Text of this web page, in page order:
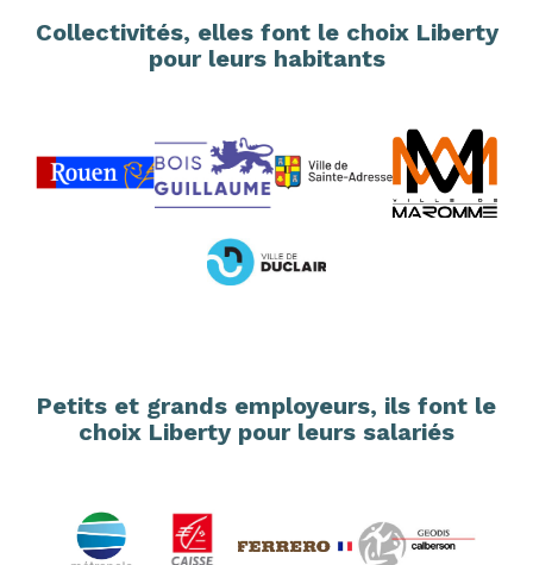
Collectivités, elles font le choix Liberty
pour leurs habitants
Petits et grands employeurs, ils font le
choix Liberty pour leurs salariés